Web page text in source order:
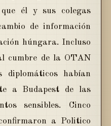
él y sus colegas
de información
húngara. Incluso
cumbre de la OTAN
habían
a Budapest de las
sensibles. Cinco
a Politico